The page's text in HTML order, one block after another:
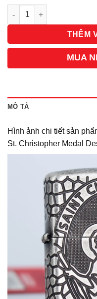
Số lượng
THÊM
MUA
MÔ TẢ
Hình ảnh chi tiết sản
St. Christopher Medal